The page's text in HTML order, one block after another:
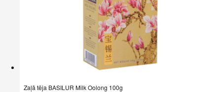
Zaļā tēja BASILUR Milk Oolong 100g